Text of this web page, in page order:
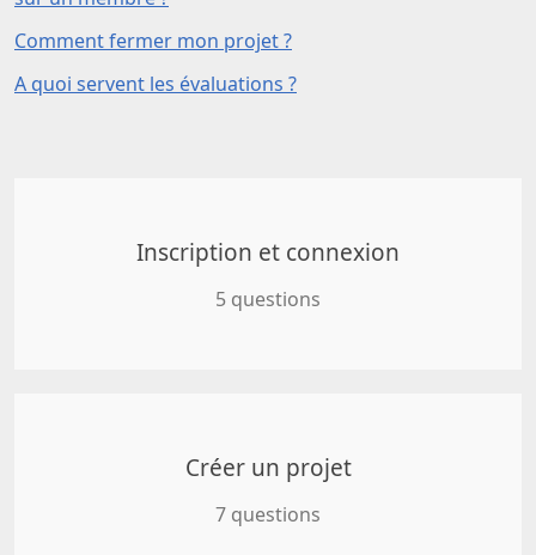
Comment fermer mon projet ?
A quoi servent les évaluations ?
Inscription et connexion
5 questions
Créer un projet
7 questions